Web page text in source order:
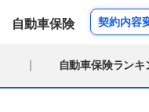
自動車保険 契約内容
自動車保険ランキ